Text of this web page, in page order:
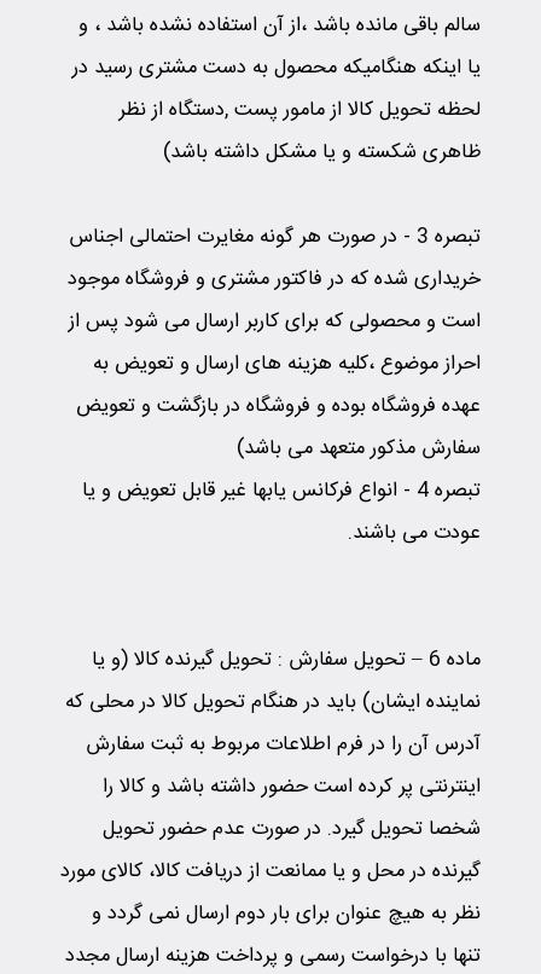
سالم باقی مانده باشد ،از آن استفاده نشده باشد ، و
یا اینکه هنگامیکه محصول به دست مشتری رسید در
لحظه تحویل کالا از مامور پست ,دستگاه از نظر
ظاهری شکسته و یا مشکل داشته باشد)
تبصره 3 - در صورت هر گونه مغایرت احتمالی اجناس
خریداری شده که در فاکتور مشتری و فروشگاه موجود
است و محصولی که برای کاربر ارسال می شود پس از
احراز موضوع ،کلیه هزینه های ارسال و تعویض به
عهده فروشگاه بوده و فروشگاه در بازگشت و تعویض
سفارش مذکور متعهد می باشد)
تبصره 4
- انواع فرکانس یابها غیر قابل تعویض و یا
عودت می باشند.
ماده 6 – تحویل سفارش : تحویل گیرنده کالا (و یا
نماینده ایشان) باید در هنگام تحویل کالا در محلی که
آدرس آن را در فرم اطلاعات مربوط به ثبت سفارش
اینترنتی پر کرده است حضور داشته باشد و کالا را
شخصا تحویل گیرد. در صورت عدم حضور تحویل
گیرنده در محل و یا ممانعت از دریافت کالا، کالای مورد
نظر به هیچ عنوان برای بار دوم ارسال نمی گردد و
تنها با درخواست رسمی و پرداخت هزینه ارسال مجدد